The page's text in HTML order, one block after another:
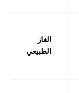
الغاز
الطبيعي